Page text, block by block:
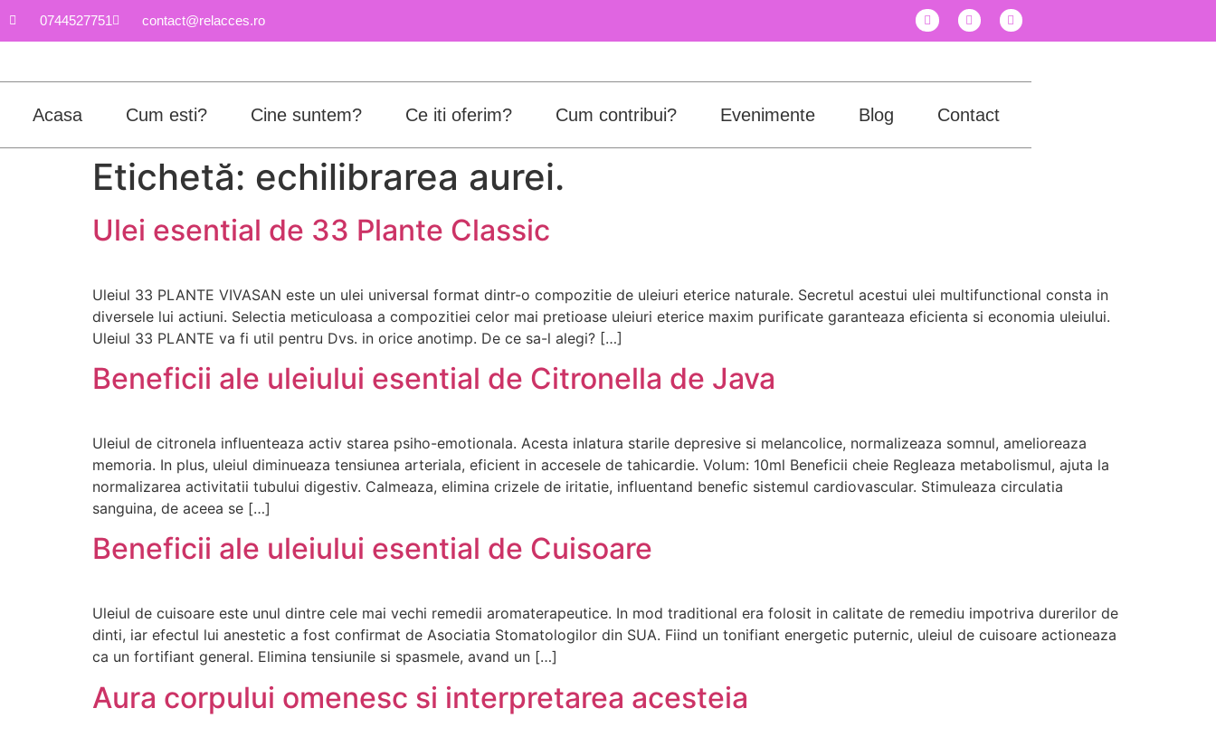
0744527751 contact@relacces.ro
Acasa Cum esti? Cine suntem? Ce iti oferim? Cum contribui? Evenimente Blog Contact
Etichetă: echilibrarea aurei.
Ulei esential de 33 Plante Classic
Uleiul 33 PLANTE VIVASAN este un ulei universal format dintr-o compozitie de uleiuri eterice naturale. Secretul acestui ulei multifunctional consta in
diversele lui actiuni. Selectia meticuloasa a compozitiei celor mai pretioase uleiuri eterice maxim purificate garanteaza eficienta si economia uleiului.
Uleiul 33 PLANTE va fi util pentru Dvs. in orice anotimp. De ce sa-l alegi? […]
Beneficii ale uleiului esential de Citronella de Java
Uleiul de citronela influenteaza activ starea psiho-emotionala. Acesta inlatura starile depresive si melancolice, normalizeaza somnul, amelioreaza
memoria. In plus, uleiul diminueaza tensiunea arteriala, eficient in accesele de tahicardie. Volum: 10ml Beneficii cheie Regleaza metabolismul, ajuta la
normalizarea activitatii tubului digestiv. Calmeaza, elimina crizele de iritatie, influentand benefic sistemul cardiovascular. Stimuleaza circulatia
sanguina, de aceea se […]
Beneficii ale uleiului esential de Cuisoare
Uleiul de cuisoare este unul dintre cele mai vechi remedii aromaterapeutice. In mod traditional era folosit in calitate de remediu impotriva durerilor de
dinti, iar efectul lui anestetic a fost confirmat de Asociatia Stomatologilor din SUA. Fiind un tonifiant energetic puternic, uleiul de cuisoare actioneaza
ca un fortifiant general. Elimina tensiunile si spasmele, avand un […]
Aura corpului omenesc si interpretarea acesteia